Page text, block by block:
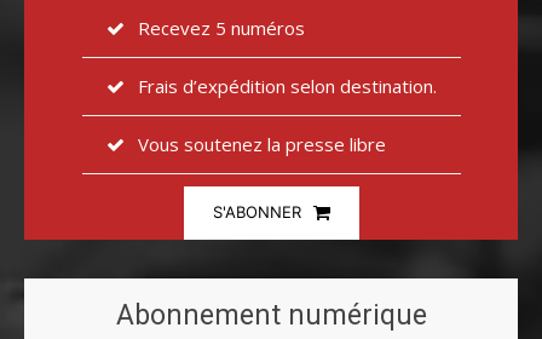
Recevez 5 numéros
Frais d’expédition selon destination.
Vous soutenez la presse libre
S'ABONNER
Abonnement numérique